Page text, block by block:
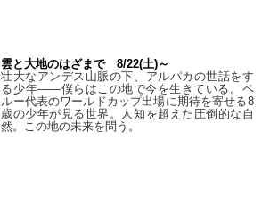
雲と大地のはざまで 8/22(土)～
壮大なアンデス山脈の下、アルパカの世話をす
る少年――僕らはこの地で今を生きている。ペ
ルー代表のワールドカップ出場に期待を寄せる8
歳の少年が見る世界。人知を超えた圧倒的な自
然。この地の未来を問う。